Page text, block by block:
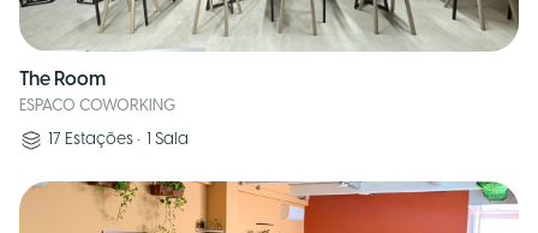
The Room
ESPACO COWORKING
17 Estações • 1 Sala